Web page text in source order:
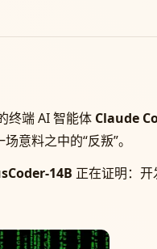
终端 AI 智能体 Claude
意料之中的“反叛”。
14B 正在证明：